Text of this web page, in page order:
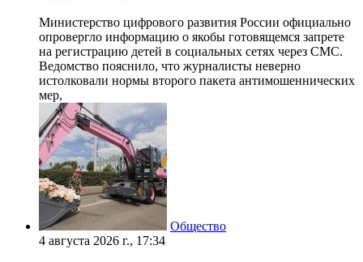
Министерство цифрового развития России официально
опровергло информацию о якобы готовящемся запрете
на регистрацию детей в социальных сетях через СМС.
Ведомство пояснило, что журналисты неверно
истолковали нормы второго пакета антимошеннических
мер,
Общество
4 августа 2026 г., 17:34